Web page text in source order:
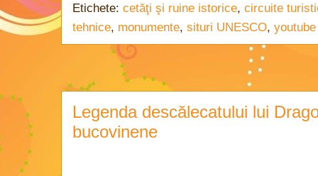
Etichete: cetăţi şi ruine istorice, circuite
tehnice, monumente, situri UNESCO,
Legenda descălecatului lui
bucovinene